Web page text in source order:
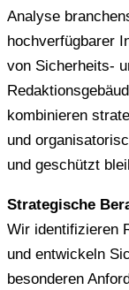
Analyse
hochverfügbarer
von Sicherheits-
kombinieren
und
und geschützt
Strategische
Wir identifizieren
und entwickeln
besonderen